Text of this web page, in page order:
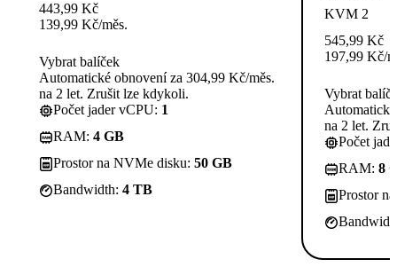
443,99 Kč
139,99 Kč/měs.
Vybrat balíček
Automatické obnovení za 304,99 Kč/měs.
na 2 let. Zrušit lze kdykoli.
Počet jader vCPU: 1
RAM: 4 GB
Prostor na NVMe disku: 50 GB
Bandwidth: 4 TB
KVM 2
545,99 Kč
197,99 Kč/
Vybrat
na 2 let.
Počet
RAM: 8
Prostor